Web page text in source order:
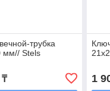
трубка
мм// Stels
1